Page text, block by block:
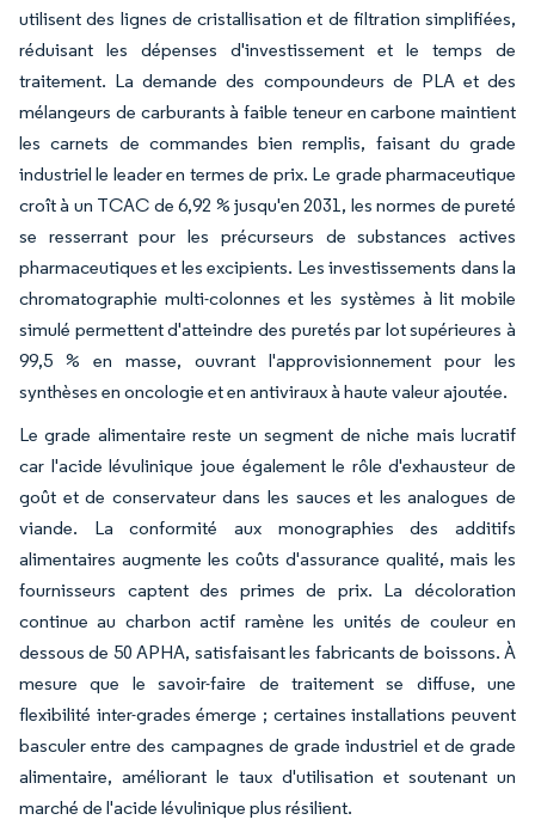
utilisent des lignes de cristallisation et de filtration simplifiées,
réduisant les dépenses d'investissement et le temps de
traitement. La demande des compoundeurs de PLA et des
mélangeurs de carburants à faible teneur en carbone maintient
les carnets de commandes bien remplis, faisant du grade
industriel le leader en termes de prix. Le grade pharmaceutique
croît à un TCAC de 6,92 % jusqu'en 2031, les normes de pureté
se resserrant pour les précurseurs de substances actives
pharmaceutiques et les excipients. Les investissements dans la
chromatographie multi-colonnes et les systèmes à lit mobile
simulé permettent d'atteindre des puretés par lot supérieures à
99,5 % en masse, ouvrant l'approvisionnement pour les
synthèses en oncologie et en antiviraux à haute valeur ajoutée.
Le grade alimentaire reste un segment de niche mais lucratif
car l'acide lévulinique joue également le rôle d'exhausteur de
goût et de conservateur dans les sauces et les analogues de
viande. La conformité aux monographies des additifs
alimentaires augmente les coûts d'assurance qualité, mais les
fournisseurs captent des primes de prix. La décoloration
continue au charbon actif ramène les unités de couleur en
dessous de 50 APHA, satisfaisant les fabricants de boissons. À
mesure que le savoir-faire de traitement se diffuse, une
flexibilité inter-grades émerge ; certaines installations peuvent
basculer entre des campagnes de grade industriel et de grade
alimentaire, améliorant le taux d'utilisation et soutenant un
marché de l'acide lévulinique plus résilient.